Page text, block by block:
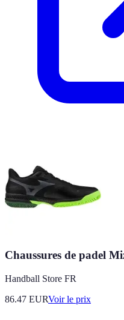
Chaussures de padel
Handball Store FR
86.47 EURVoir le prix